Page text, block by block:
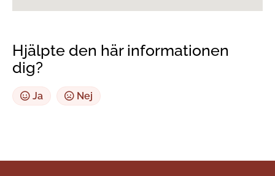
Hjälpte den här informationen
dig?
Ja Nej